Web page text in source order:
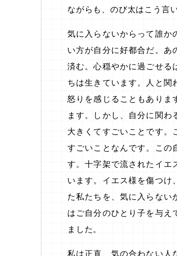
ながらも、のび太はこう言
気に入らないからって誰か
い方が自分に好都合だ。あ
済む。心穏やかに過ごせる
ちは生きています。人と関
怒りを感じることもありま
ます。しかし、自分に関わ
大きくてすごいことです。
すごいことなんです。この
す。十字架で流されたイエ
います。イエス様を傷つけ
た私たちを、気に入らない
はご自分のひとり子を与え
ました。
私は正直、気の合わない人